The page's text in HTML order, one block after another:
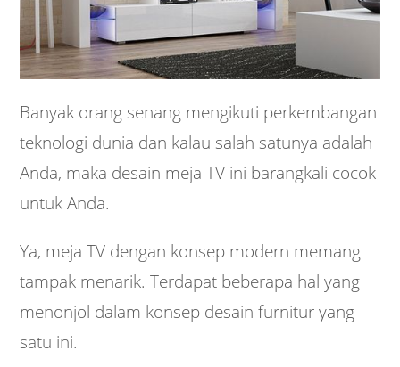
Banyak orang senang mengikuti perkembangan
teknologi dunia dan kalau salah satunya adalah
Anda, maka desain meja TV ini barangkali cocok
untuk Anda.
Ya, meja TV dengan konsep modern memang
tampak menarik. Terdapat beberapa hal yang
menonjol dalam konsep desain furnitur yang
satu ini.